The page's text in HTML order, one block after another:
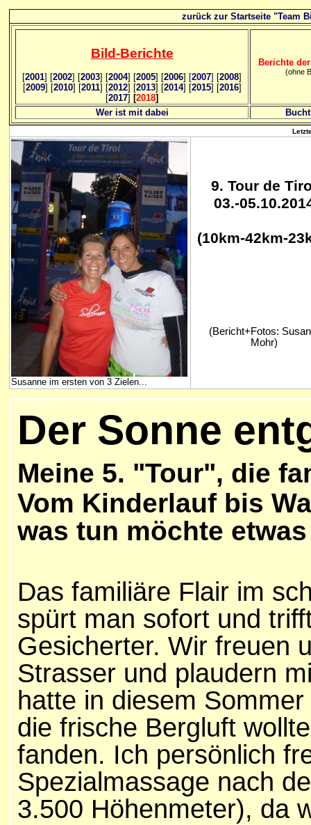
zurück zur Startseite "Team
Bild-Berichte
[2001] [2002] [2003] [2004] [2005] [2006] [2007] [2008]
[2009] [2010] [2011] [2012] [2013] [2014] [2015] [2016]
[2017] [2018]
Berichte
(ohne
Wer ist mit dabei
Susanne im ersten von 3 Zielen...
9. Tour de
03.-
(10km-42km-
(Bericht+Fotos:
Mohr)
Der Sonne
Meine 5. "Tour", die
Vom Kinderlauf bis
was tun möchte
Das familiäre Flair im
spürt man sofort und
Gesicherter. Wir freuen
Strasser und plaudern
hatte in diesem
die frische Bergluft
fanden. Ich persönlich
Spezialmassage nach
3.500 Höhenmeter), da